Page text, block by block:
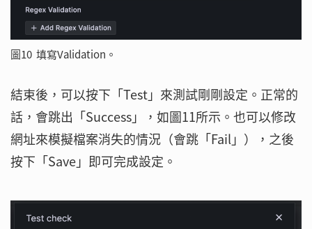
圖10 填寫Validation。
結束後，可以按下「Test」來測試剛剛設定。正常的
話，會跳出「Success」，如圖11所示。也可以修改
網址來模擬檔案消失的情況（會跳「Fail」），之後
按下「Save」即可完成設定。